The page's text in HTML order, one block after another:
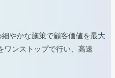
やかな施策で顧客価値を最大
ワンストップで行い、高速